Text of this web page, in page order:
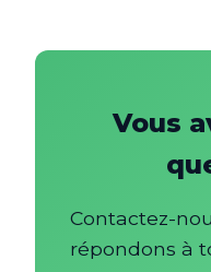
Vous
Contactez-
répondons à